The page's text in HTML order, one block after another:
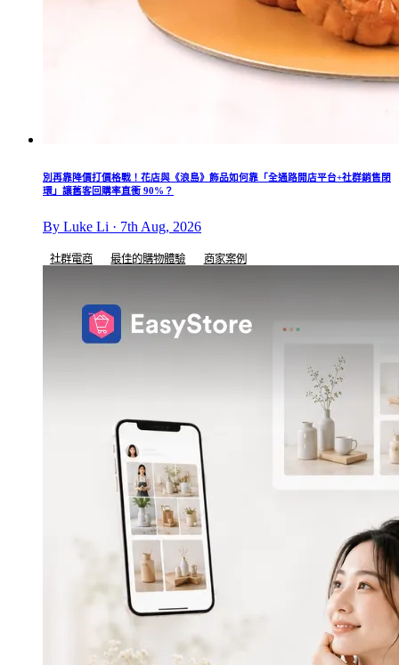
別再靠降價打價格戰！花店與《浪島》飾品如何靠「全通路開店平台+社群銷售閉
環」讓舊客回購率直衝 90%？
By Luke Li · 7th Aug, 2026
社群電商 最佳的購物體驗 商家案例